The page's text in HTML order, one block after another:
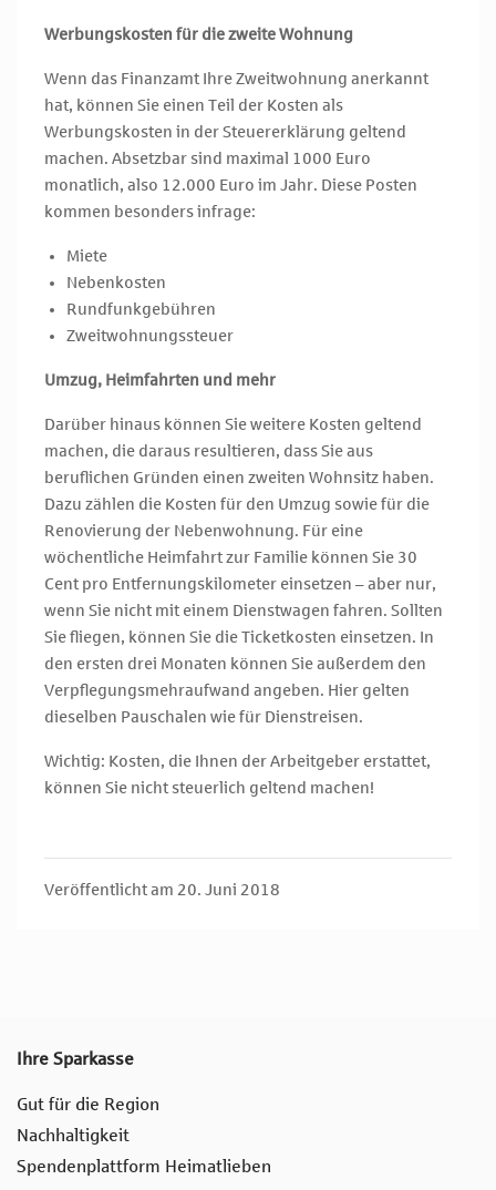
Werbungskosten für die zweite Wohnung
Wenn das Finanzamt Ihre Zweitwohnung anerkannt
hat, können Sie einen Teil der Kosten als
Werbungskosten in der Steuererklärung geltend
machen. Absetzbar sind maximal 1000 Euro
monatlich, also 12.000 Euro im Jahr. Diese Posten
kommen besonders infrage:
Miete
Nebenkosten
Rundfunkgebühren
Zweitwohnungssteuer
Umzug, Heimfahrten und mehr
Darüber hinaus können Sie weitere Kosten geltend
machen, die daraus resultieren, dass Sie aus
beruflichen Gründen einen zweiten Wohnsitz haben.
Dazu zählen die Kosten für den Umzug sowie für die
Renovierung der Nebenwohnung. Für eine
wöchentliche Heimfahrt zur Familie können Sie 30
Cent pro Entfernungskilometer einsetzen – aber nur,
wenn Sie nicht mit einem Dienstwagen fahren. Sollten
Sie fliegen, können Sie die Ticketkosten einsetzen. In
den ersten drei Monaten können Sie außerdem den
Verpflegungsmehraufwand angeben. Hier gelten
dieselben Pauschalen wie für Dienstreisen.
Wichtig: Kosten, die Ihnen der Arbeitgeber erstattet,
können Sie nicht steuerlich geltend machen!
Veröffentlicht am 20. Juni 2018
Ihre Sparkasse
Gut für die Region
Nachhaltigkeit
Spendenplattform Heimatlieben